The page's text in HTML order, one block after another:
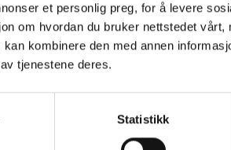
et personlig preg, for å levere
om hvordan du bruker nettstedet vårt,
kombinere den med annen
tjenestene deres.
Statistikk